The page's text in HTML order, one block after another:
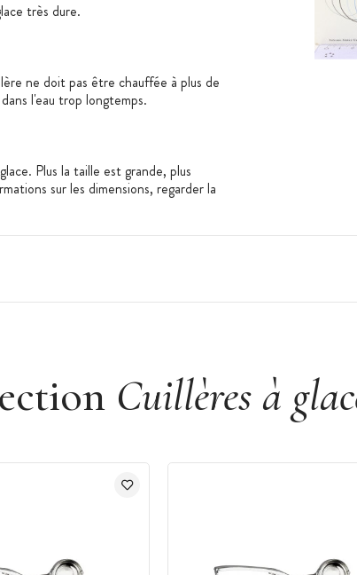
très dure.
ne doit pas être chauffée à plus de
l'eau trop longtemps.
Plus la taille est grande, plus
sur les dimensions, regarder la
Cuillères à